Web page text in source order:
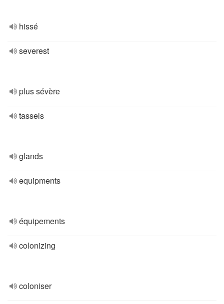
hissé
severest
plus sévère
tassels
glands
equipments
équipements
colonizing
coloniser